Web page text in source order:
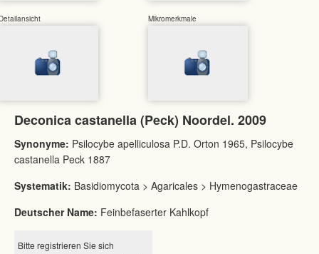
Mikromerkmale
Deconica castanella (Peck) Noordel. 2009
Synonyme: Psilocybe apelliculosa P.D. Orton 1965, Psilocybe
castanella Peck 1887
Systematik: Basidiomycota > Agaricales > Hymenogastraceae
Deutscher Name: Feinbefaserter Kahlkopf
Bitte registrieren Sie sich